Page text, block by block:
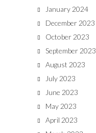
January 2024
December 2023
October 2023
September 2023
August 2023
July 2023
June 2023
May 2023
April 2023